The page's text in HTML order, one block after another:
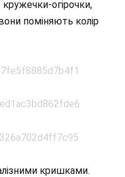
огірочки,
поміняють колір
кришками.